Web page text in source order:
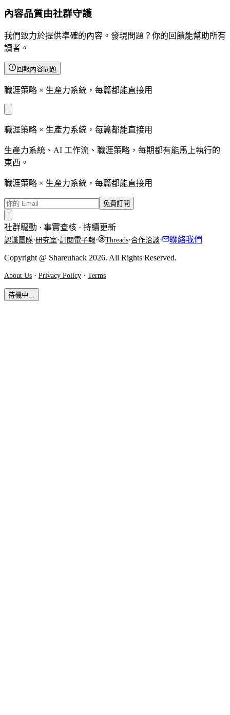
內容品質由社群守護
我們致力於提供準確的內容。發現問題？你的回饋能幫助所有
讀者。
回報內容問題
職涯策略 × 生產力系統，每篇都能直接用
職涯策略 × 生產力系統，每篇都能直接用
生產力系統、AI 工作流、職涯策略，每期都有能馬上執行的
東西。
職涯策略 × 生產力系統，每篇都能直接用
免費訂閱
社群驅動 · 事實查核 · 持續更新
認識團隊·研究室·訂閱電子報· Threads·合作洽談· 聯絡我們
Copyright @ Shareuhack 2026. All Rights Reserved.
About Us · Privacy Policy · Terms
待機中…